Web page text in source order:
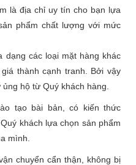
là địa chỉ uy tín cho bạn lựa
phẩm chất lượng với mức
dạng các loại mặt hàng khác
thành cạnh tranh. Bởi vậy
hộ từ Quý khách hàng.
tạo bài bản, có kiến thức
khách lựa chọn sản phẩm
mình.
chuyển cẩn thận, không bị